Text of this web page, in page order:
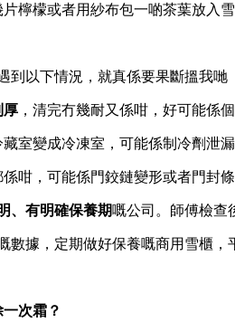
片檸檬或者用紗布包一啲茶葉放入
到以下情況，就真係要果斷搵我哋
厚 ，清完冇幾耐又係咁，好可能係
室變成冷凍室，可能係制冷劑泄
係咁，可能係門鉸鏈變形或者門封
、有明確保養期嘅公司。師傅檢查
數據，定期做好保養嘅商用雪櫃
次霜？